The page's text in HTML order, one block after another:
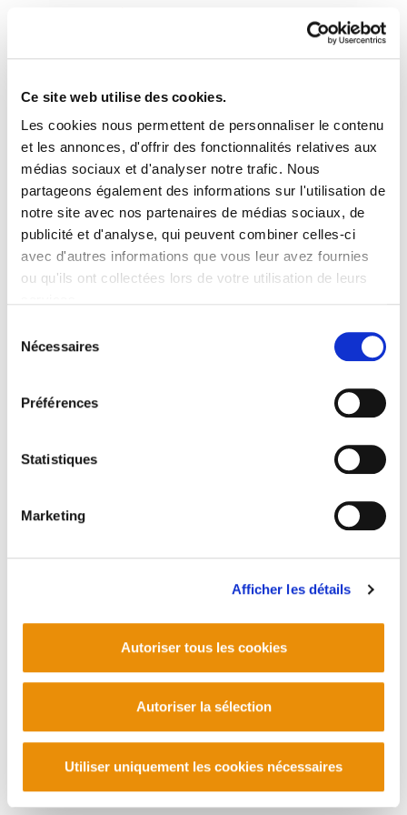
Ce site web utilise des cookies.
Les cookies nous permettent de personnaliser le contenu
et les annonces, d'offrir des fonctionnalités relatives aux
médias sociaux et d'analyser notre trafic. Nous
partageons également des informations sur l'utilisation de
notre site avec nos partenaires de médias sociaux, de
publicité et d'analyse, qui peuvent combiner celles-ci
avec d'autres informations que vous leur avez fournies
ou qu'ils ont collectées lors de votre utilisation de leurs
Nécessaires
Préférences
Statistiques
Marketing
Afficher les détails
Autoriser tous les cookies
Autoriser la sélection
Utiliser uniquement les cookies nécessaires
Landeia 7
Landeia 7.PDF9.3 MB
PLAN DU SITE ACCESSIBILITÉ CONTACT
Manu Robles-Arangiz Institutua Fundazioa
Corderliers karrika 20 - 64100 Baiona -
Contact